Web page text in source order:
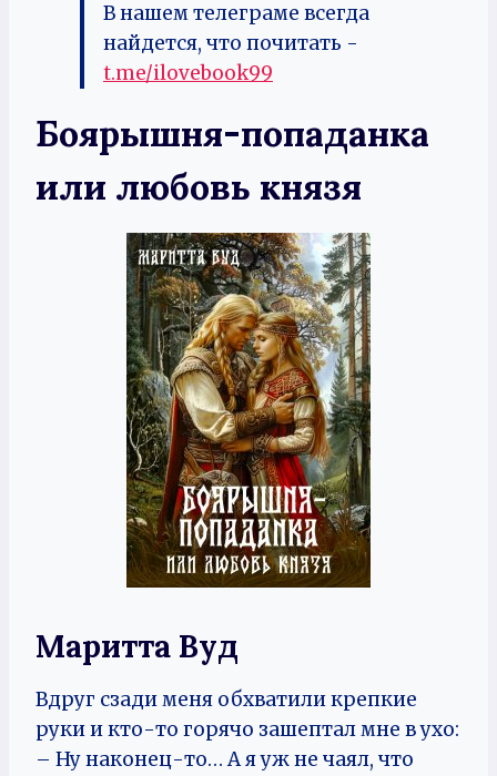
В нашем телеграме всегда
найдется, что почитать -
t.me/ilovebook99
Боярышня-попаданка
или любовь князя
Маритта Вуд
Вдруг сзади меня обхватили крепкие
руки и кто-то горячо зашептал мне в ухо:
– Ну наконец-то… А я уж не чаял, что